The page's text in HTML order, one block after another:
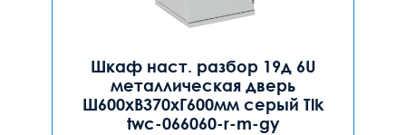
Шкаф наст. разбор 19д 6U
металлическая дверь
Ш600хВ370хГ600мм серый Tlk
twc-066060-r-m-gy